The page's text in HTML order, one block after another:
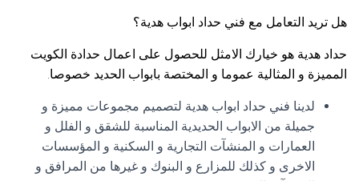
هل تريد التعامل مع فني حداد ابواب هدية؟
حداد هدية هو خيارك الامثل للحصول على اعمال حدادة الكويت
المميزة و المثالية عموما و المختصة بابواب الحديد خصوصا.
لدينا فني حداد ابواب هدية لتصميم مجموعات مميزة و
جميلة من الابواب الحديدية المناسبة للشقق و الفلل و
العمارات و المنشآت التجارية و السكنية و المؤسسات
الاخرى و كذلك للمزارع و البنوك و غيرها من المرافق و